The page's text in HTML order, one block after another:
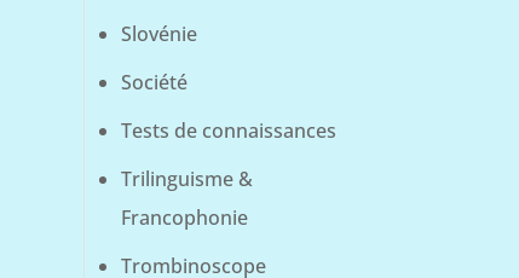
Slovénie
Société
Tests de connaissances
Trilinguisme &
Francophonie
Trombinoscope